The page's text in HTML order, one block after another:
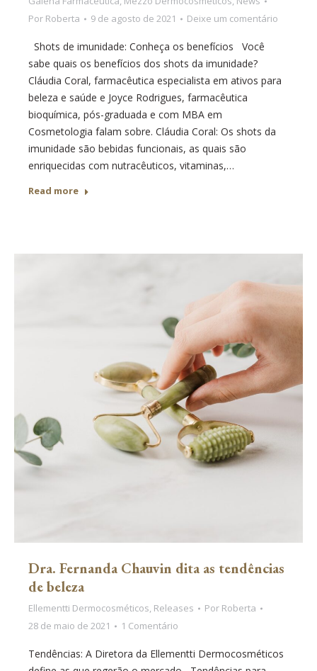
Por Roberta 9 de agosto de 2021 Deixe um comentário
Shots de imunidade: Conheça os benefícios Você
sabe quais os benefícios dos shots da imunidade?
Cláudia Coral, farmacêutica especialista em ativos para
beleza e saúde e Joyce Rodrigues, farmacêutica
bioquímica, pós-graduada e com MBA em
Cosmetologia falam sobre. Cláudia Coral: Os shots da
imunidade são bebidas funcionais, as quais são
enriquecidas com nutracêuticos, vitaminas,…
Read more
Dra. Fernanda Chauvin dita as tendências
de beleza
Ellementti Dermocosméticos, Releases Por Roberta
28 de maio de 2021
1 Comentário
Tendências: A Diretora da Ellementti Dermocosméticos